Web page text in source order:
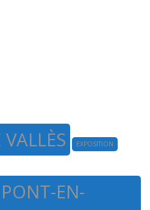
VALLÈS EXPOSITION
EN-